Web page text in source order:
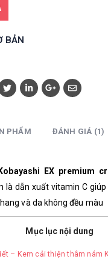
BẢN
PHẨM ĐÁNH GIÁ (1)
EX premium
là dẫn xuất vitamin C
và da không đều màu
Mục lục nội dung
– Kem cải thiện thâm nám